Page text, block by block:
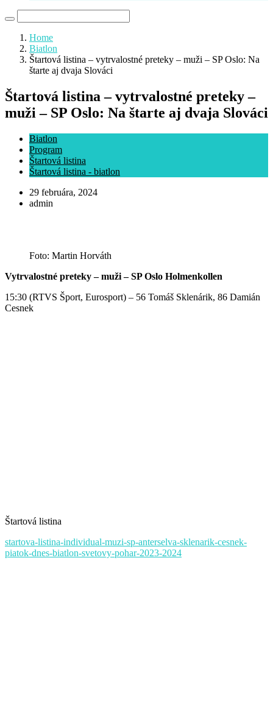
Home
Biatlon
Štartová listina – vytrvalostné preteky – muži – SP Oslo: Na
štarte aj dvaja Slováci
Štartová listina – vytrvalostné preteky –
muži – SP Oslo: Na štarte aj dvaja Slováci
Biatlon
Program
Štartová listina
Štartová listina - biatlon
29 februára, 2024
admin
Foto: Martin Horváth
Vytrvalostné preteky – muži – SP Oslo Holmenkollen
15:30 (RTVS Šport, Eurosport) – 56 Tomáš Sklenárik, 86 Damián
Cesnek
Štartová listina
startova-listina-individual-muzi-sp-anterselva-sklenarik-cesnek-
piatok-dnes-biatlon-svetovy-pohar-2023-2024